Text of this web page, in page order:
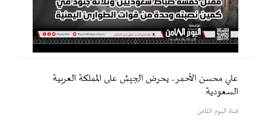
علي محسن الأحمر.. يحرض الجيش على المملكة العربية
السعودية
قناة اليوم الثامن